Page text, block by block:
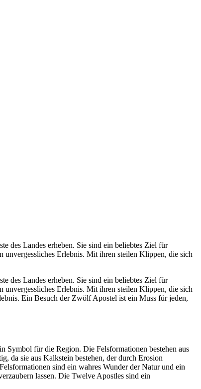
des Landes erheben. Sie sind ein beliebtes Ziel für
unvergessliches Erlebnis. Mit ihren steilen Klippen, die sich
des Landes erheben. Sie sind ein beliebtes Ziel für
unvergessliches Erlebnis. Mit ihren steilen Klippen, die sich
Ein Besuch der Zwölf Apostel ist ein Muss für jeden,
Symbol für die Region. Die Felsformationen bestehen aus
da sie aus Kalkstein bestehen, der durch Erosion
sind ein wahres Wunder der Natur und ein
lassen. Die Twelve Apostles sind ein